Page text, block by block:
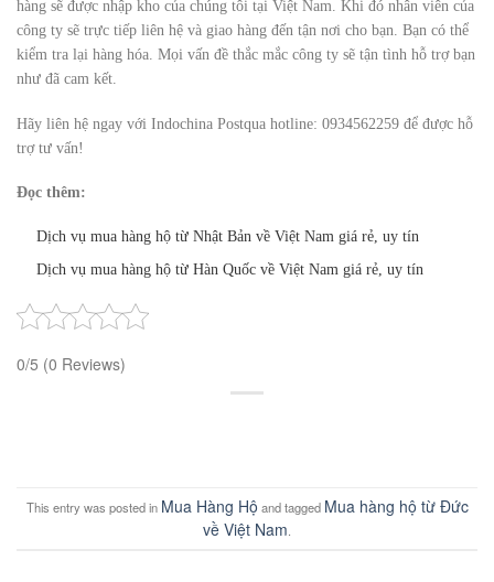
hàng sẽ được nhập kho của chúng tôi tại Việt Nam. Khi đó nhân viên của
công ty sẽ trực tiếp liên hệ và giao hàng đến tận nơi cho bạn. Bạn có thể
kiểm tra lại hàng hóa. Mọi vấn đề thắc mắc công ty sẽ tận tình hỗ trợ bạn
như đã cam kết.
Hãy liên hệ ngay với Indochina Postqua hotline: 0934562259 để được hỗ
trợ tư vấn!
Đọc thêm:
Dịch vụ mua hàng hộ từ Nhật Bản về Việt Nam giá rẻ, uy tín
Dịch vụ mua hàng hộ từ Hàn Quốc về Việt Nam giá rẻ, uy tín
0/5 (0 Reviews)
This entry was posted in Mua Hàng Hộ and tagged Mua hàng hộ từ Đức
về Việt Nam